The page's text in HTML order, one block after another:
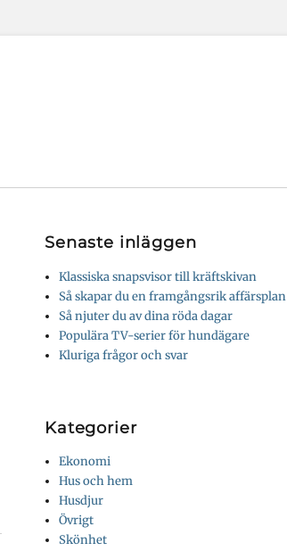
Senaste inläggen
Klassiska snapsvisor till kräftskivan
Så skapar du en framgångsrik affärsplan
Så njuter du av dina röda dagar
Populära TV-serier för hundägare
Kluriga frågor och svar
Kategorier
Ekonomi
Hus och hem
Husdjur
Övrigt
Skönhet